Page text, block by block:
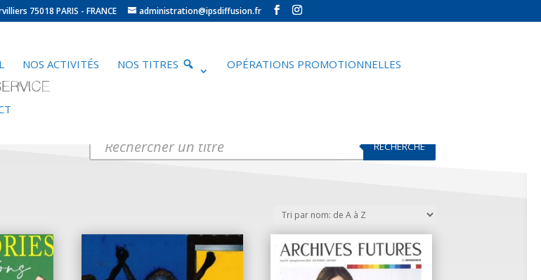
75018 PARIS - FRANCE administration@ipsdiffusion.fr
NOS ACTIVITÉS NOS TITRES OPÉRATIONS PROMOTIONNELLES
search
RECHERCHE